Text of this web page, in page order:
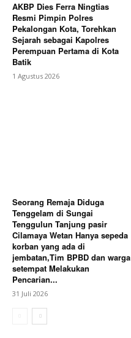
AKBP Dies Ferra Ningtias
Resmi Pimpin Polres
Pekalongan Kota, Torehkan
Sejarah sebagai Kapolres
Perempuan Pertama di Kota
Batik
1 Agustus 2026
Seorang Remaja Diduga
Tenggelam di Sungai
Tenggulun Tanjung pasir
Cilamaya Wetan Hanya sepeda
korban yang ada di
jembatan,Tim BPBD dan warga
setempat Melakukan
Pencarian...
31 Juli 2026